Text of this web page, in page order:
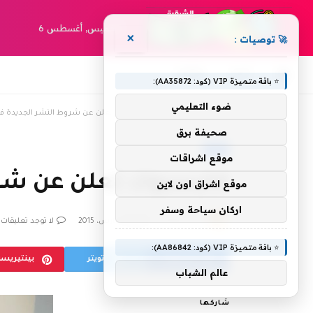
الخميس, أغسطس 6
الرئيسية » أخبار فايسبوك تعلن عن شروط النشر الجديدة
فايسبوك تعلن عن
بواسطة shrgiah 16 مارس، 2015 لا توجد تعليقات
فيسبوك تويتر
شاركها
🚀 توصيات : ×
⭐ باقة متميزة VIP (كود: AA35872):
ضوء التعليمي
صحيفة برق
موقع اشراقات
موقع اشراق اون لاين
اركان سياحة وسفر
⭐ باقة متميزة VIP (كود: AA86842):
عالم الشباب